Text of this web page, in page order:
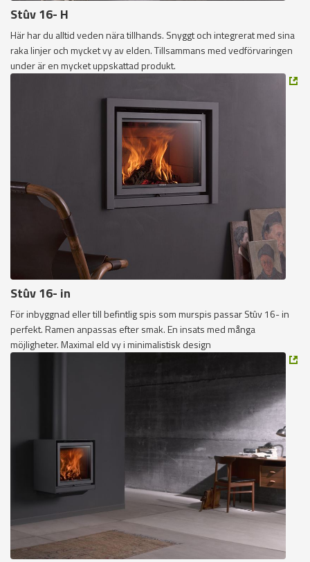
Stûv 16- H
Här har du alltid veden nära tillhands. Snyggt och integrerat med sina
raka linjer och mycket vy av elden. Tillsammans med vedförvaringen
under är en mycket uppskattad produkt.
Stûv 16- in
För inbyggnad eller till befintlig spis som murspis passar Stûv 16- in
perfekt. Ramen anpassas efter smak. En insats med många
möjligheter. Maximal eld vy i minimalistisk design